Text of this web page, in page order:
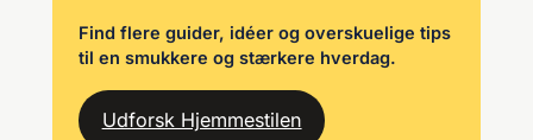
Find flere guider, idéer og overskuelige tips
til en smukkere og stærkere hverdag.
Udforsk Hjemmestilen